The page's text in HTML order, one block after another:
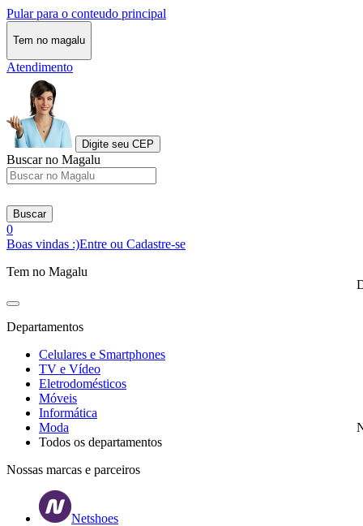
Pular para o conteudo principal
Tem no magalu
Atendimento
Digite seu CEP
Buscar no Magalu
Buscar
0
Boas vindas :)Entre ou Cadastre-se
Tem no Magalu
Departamentos
Celulares e Smartphones
TV e Vídeo
Eletrodomésticos
Móveis
Informática
Moda
Todos os departamentos
Nossas marcas e parceiros
Netshoes